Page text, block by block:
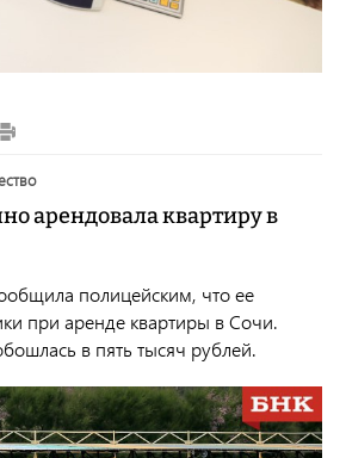
арендовала квартиру в
полицейским, что ее
при аренде квартиры в Сочи.
в пять тысяч рублей.